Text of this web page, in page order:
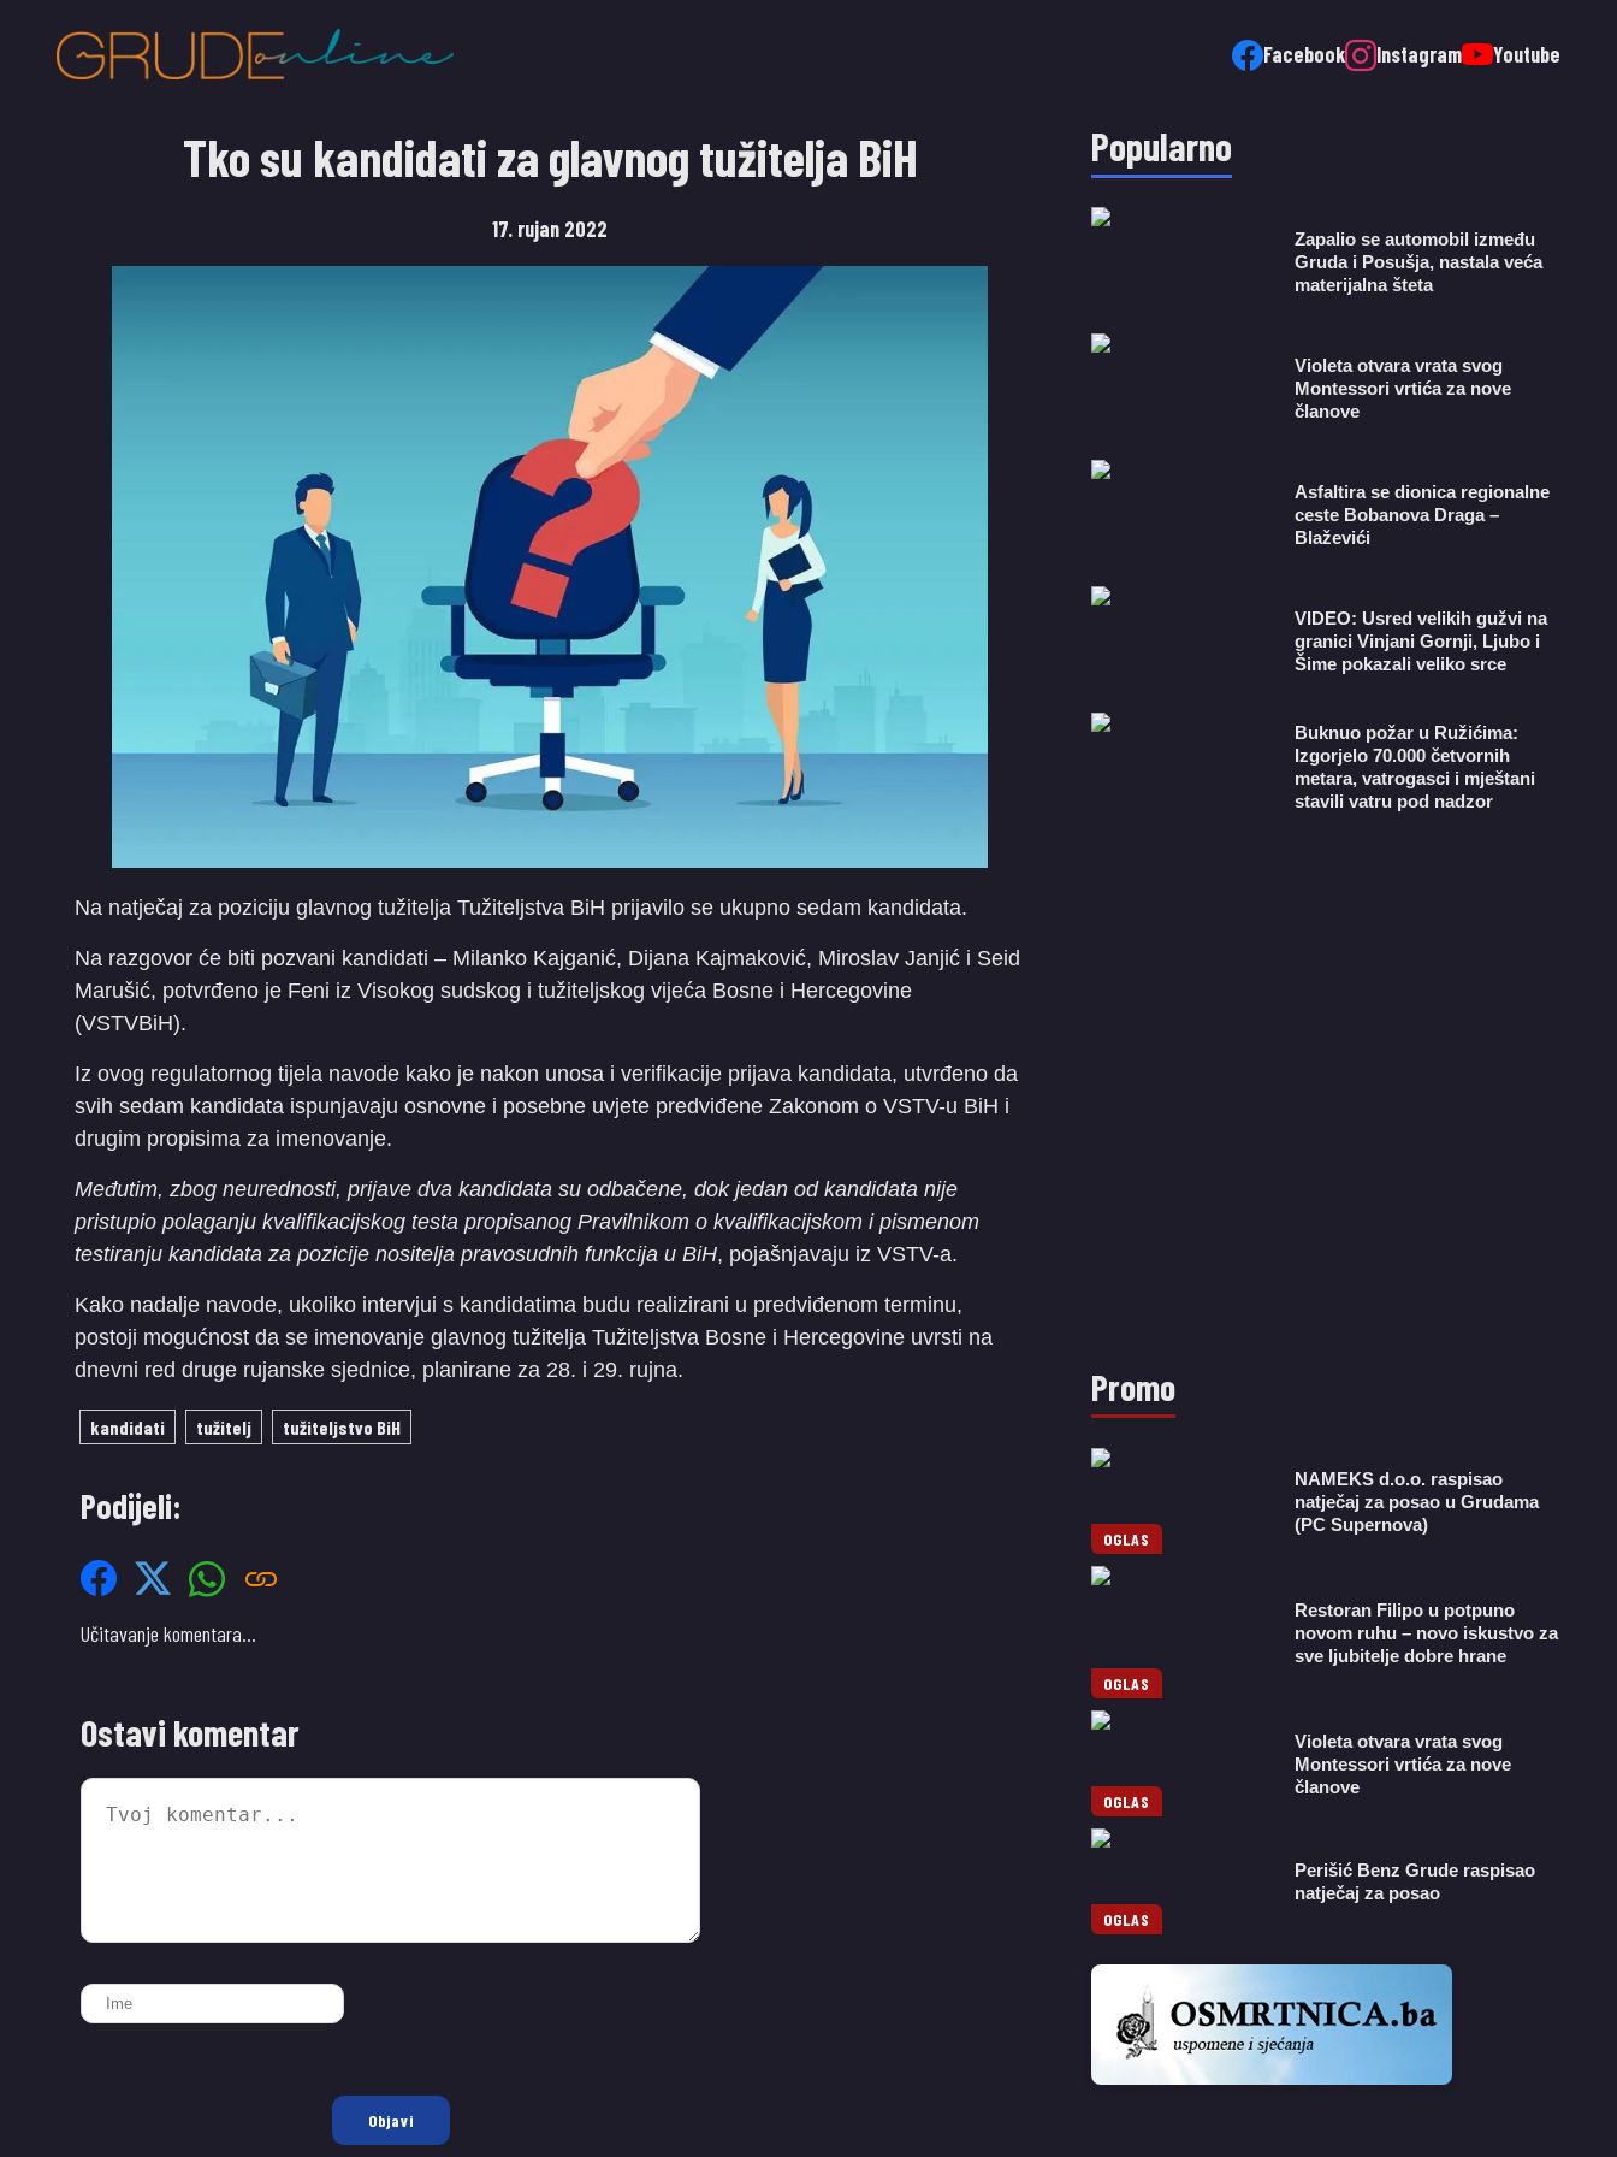
Facebook Instagram Youtube
Tko su kandidati za glavnog tužitelja BiH
17. rujan 2022
Na natječaj za poziciju glavnog tužitelja Tužiteljstva BiH prijavilo se ukupno sedam kandidata.
Na razgovor će biti pozvani kandidati – Milanko Kajganić, Dijana Kajmaković, Miroslav Janjić i Seid
Marušić, potvrđeno je Feni iz Visokog sudskog i tužiteljskog vijeća Bosne i Hercegovine
(VSTVBiH).
Iz ovog regulatornog tijela navode kako je nakon unosa i verifikacije prijava kandidata, utvrđeno da
svih sedam kandidata ispunjavaju osnovne i posebne uvjete predviđene Zakonom o VSTV-u BiH i
drugim propisima za imenovanje.
Međutim, zbog neurednosti, prijave dva kandidata su odbačene, dok jedan od kandidata nije
pristupio polaganju kvalifikacijskog testa propisanog Pravilnikom o kvalifikacijskom i pismenom
testiranju kandidata za pozicije nositelja pravosudnih funkcija u BiH, pojašnjavaju iz VSTV-a.
Kako nadalje navode, ukoliko intervjui s kandidatima budu realizirani u predviđenom terminu,
postoji mogućnost da se imenovanje glavnog tužitelja Tužiteljstva Bosne i Hercegovine uvrsti na
dnevni red druge rujanske sjednice, planirane za 28. i 29. rujna.
kandidati tužitelj tužiteljstvo BiH
Podijeli:
Učitavanje komentara…
Ostavi komentar
Objavi
Popularno
Zapalio se automobil između
Gruda i Posušja, nastala veća
materijalna šteta
Violeta otvara vrata svog
Montessori vrtića za nove
članove
Asfaltira se dionica regionalne
ceste Bobanova Draga –
Blaževići
VIDEO: Usred velikih gužvi na
granici Vinjani Gornji, Ljubo i
Šime pokazali veliko srce
Buknuo požar u Ružićima:
Izgorjelo 70.000 četvornih
metara, vatrogasci i mještani
stavili vatru pod nadzor
Promo
OGLAS
NAMEKS d.o.o. raspisao
natječaj za posao u Grudama
(PC Supernova)
OGLAS
Restoran Filipo u potpuno
novom ruhu – novo iskustvo za
sve ljubitelje dobre hrane
OGLAS
Violeta otvara vrata svog
Montessori vrtića za nove
članove
OGLAS
Perišić Benz Grude raspisao
natječaj za posao